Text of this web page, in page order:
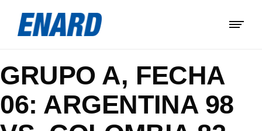
GRUPO A, FECHA
06: ARGENTINA 98